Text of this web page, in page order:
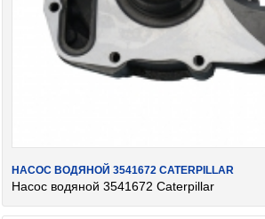
НАСОС ВОДЯНОЙ 3541672 CATERPILLAR
Насос водяной 3541672 Caterpillar